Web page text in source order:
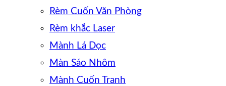
Rèm Cuốn Văn Phòng
Rèm khắc Laser
Mành Lá Dọc
Màn Sáo Nhôm
Mành Cuốn Tranh